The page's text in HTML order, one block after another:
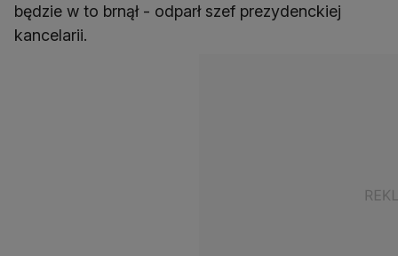
będzie w to brnął - odparł szef prezydenckiej
kancelarii.